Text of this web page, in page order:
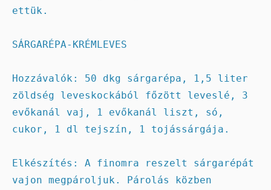
ettük.
SÁRGARÉPA-KRÉMLEVES
Hozzávalók: 50 dkg sárgarépa, 1,5 liter
zöldség leveskockából főzött leveslé, 3
evőkanál vaj, 1 evőkanál liszt, só,
cukor, 1 dl tejszín, 1 tojássárgája.
Elkészítés: A finomra reszelt sárgarépát
vajon megpároljuk. Párolás közben